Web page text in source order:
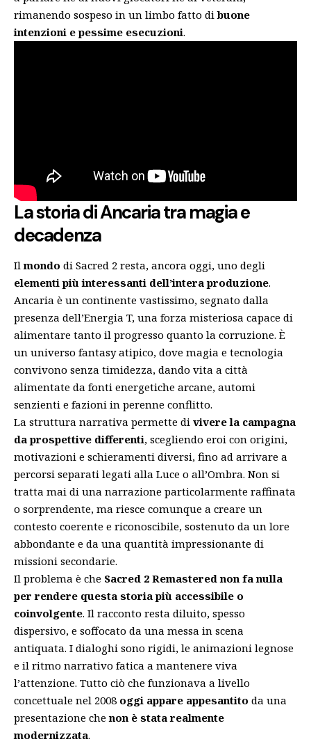
rimanendo sospeso in un limbo fatto dibuone
intenzioni e pessime esecuzioni.
La storia di Ancaria tra magia e
decadenza
Ilmondo di Sacred 2 resta, ancora oggi, uno degli
elementi più interessanti dell’intera produzione.
Ancaria è un continente vastissimo, segnato dalla
presenza dell’Energia T, una forza misteriosa capace di
alimentare tanto il progresso quanto la corruzione. È
un universo fantasy atipico, dove magia e tecnologia
convivono senza timidezza, dando vita a città
alimentate da fonti energetiche arcane, automi
senzienti e fazioni in perenne conflitto.
La struttura narrativa permette di vivere la campagna
da prospettive differenti, scegliendo eroi con origini,
motivazioni e schieramenti diversi, fino ad arrivare a
percorsi separati legati alla Luce o all’Ombra. Non si
tratta mai di una narrazione particolarmente raffinata
o sorprendente, ma riesce comunque a creare un
contesto coerente e riconoscibile, sostenuto da un lore
abbondante e da una quantità impressionante di
missioni secondarie.
Il problema è che Sacred 2 Remastered non fa nulla
per rendere questa storia più accessibile o
coinvolgente. Il racconto resta diluito, spesso
dispersivo, e soffocato da una messa in scena
antiquata. I dialoghi sono rigidi, le animazioni legnose
e il ritmo narrativo fatica a mantenere viva
l’attenzione. Tutto ciò che funzionava a livello
concettuale nel 2008 oggi appare appesantito da una
presentazione chenon è stata realmente
modernizzata.